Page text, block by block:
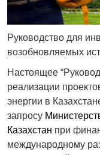
Руководство для
возобновляемых
Настоящее
реализации
энергии в
запросу
Казахстан при
международному